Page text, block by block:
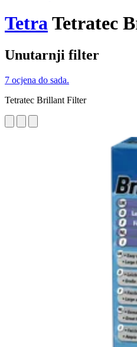
TetraTetratec
Unutarnji filter
7 ocjena do sada.
Tetratec Brillant Filter